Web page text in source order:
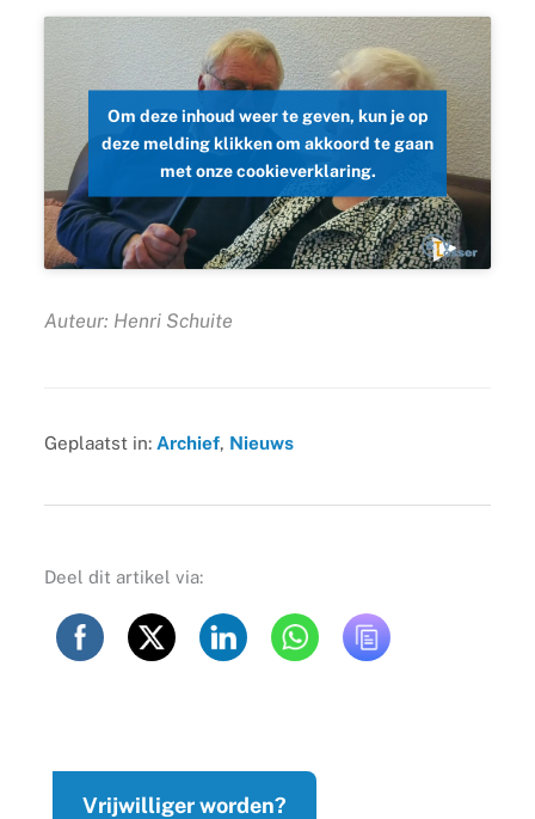
Om deze inhoud weer te geven, kun je op
deze melding klikken om akkoord te gaan
met onze cookieverklaring.
Auteur: Henri Schuite
Geplaatst in: Archief, Nieuws
Deel dit artikel via:
Vrijwilliger worden?